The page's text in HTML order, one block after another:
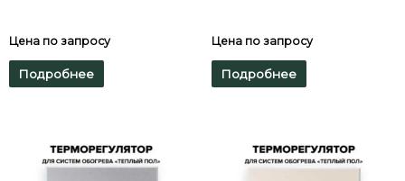
Цена по запросу
Подробнее
Цена по запросу
Подробнее